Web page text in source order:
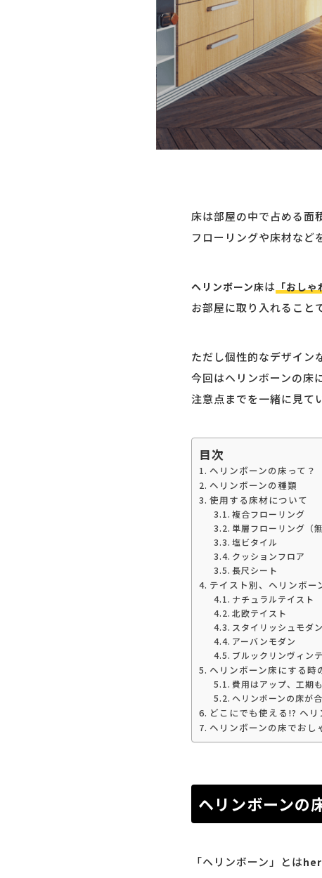
床は部屋の中で占める面
フローリングや床材など
ヘリンボーン床は 「おし
お部屋に取り入れること
ただし個性的なデザイン
今回はヘリンボーンの床
注意点までを一緒に見て
目次
ヘリンボーンの床って？
ヘリンボーンの種類
使用する床材について
複合フローリング
単層フローリング（無
塩ビタイル
クッションフロア
長尺シート
テイスト別、ヘリンボー
ナチュラルテイスト
北欧テイスト
スタイリッシュモダン
アーバンモダン
ブルックリンヴィン
ヘリンボーン床にする時
費用はアップ、工期
ヘリンボーンの床が
どこにでも使える!? ヘ
ヘリンボーンの床でおし
ヘリンボーンの
「ヘリンボーン」とは